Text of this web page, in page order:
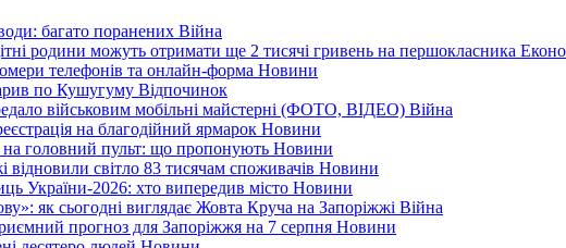
багато поранених Війна
родини можуть отримати ще 2 тисячі гривень на першокласника
телефонів та онлайн-форма Новини
по Кушугуму Відпочинок
військовим мобільні майстерні (ФОТО, ВІДЕО) Війна
на благодійний ярмарок Новини
на головний пульт: що пропонують Новини
відновили світло 83 тисячам споживачів Новини
України-2026: хто випередив місто Новини
як сьогодні виглядає Жовта Круча на Запоріжжі Війна
прогноз для Запоріжжя на 7 серпня Новини